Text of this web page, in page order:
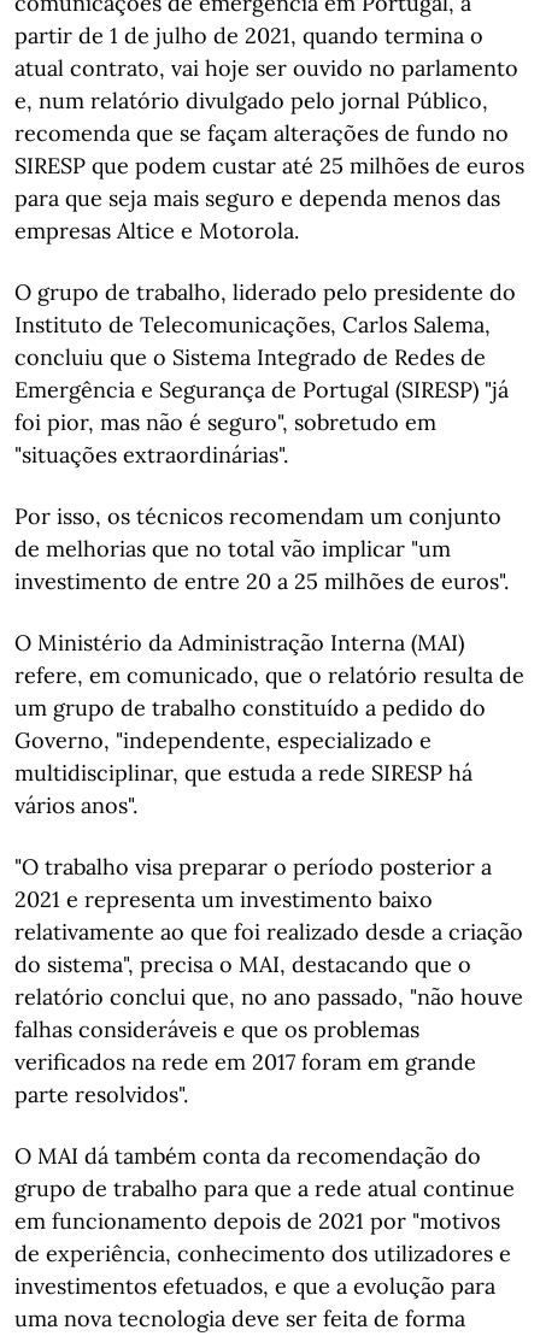
partir de 1 de julho de 2021, quando termina o
atual contrato, vai hoje ser ouvido no parlamento
e, num relatório divulgado pelo jornal Público,
recomenda que se façam alterações de fundo no
SIRESP que podem custar até 25 milhões de euros
para que seja mais seguro e dependa menos das
empresas Altice e Motorola.
O grupo de trabalho, liderado pelo presidente do
Instituto de Telecomunicações, Carlos Salema,
concluiu que o Sistema Integrado de Redes de
Emergência e Segurança de Portugal (SIRESP) "já
foi pior, mas não é seguro", sobretudo em
"situações extraordinárias".
Por isso, os técnicos recomendam um conjunto
de melhorias que no total vão implicar "um
investimento de entre 20 a 25 milhões de euros".
O Ministério da Administração Interna (MAI)
refere, em comunicado, que o relatório resulta de
um grupo de trabalho constituído a pedido do
Governo, "independente, especializado e
multidisciplinar, que estuda a rede SIRESP há
vários anos".
"O trabalho visa preparar o período posterior a
2021 e representa um investimento baixo
relativamente ao que foi realizado desde a criação
do sistema", precisa o MAI, destacando que o
relatório conclui que, no ano passado, "não houve
falhas consideráveis e que os problemas
verificados na rede em 2017 foram em grande
parte resolvidos".
O MAI dá também conta da recomendação do
grupo de trabalho para que a rede atual continue
em funcionamento depois de 2021 por "motivos
de experiência, conhecimento dos utilizadores e
investimentos efetuados, e que a evolução para
uma nova tecnologia deve ser feita de forma